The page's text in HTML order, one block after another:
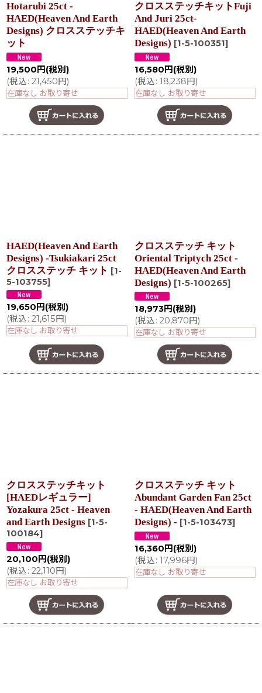
Hotarubi 25ct -
HAED(Heaven And Earth
Designs) クロスステッチキ
ット
19,500 円 (税別)
(税込: 21,450円)
在庫なし お取り寄せ
クロスステッチキットFuji
And Juri 25ct-
HAED(Heaven And Earth
Designs) [1-5-100351]
16,580 円 (税別)
(税込: 18,238円)
在庫なし お取り寄せ
HAED(Heaven And Earth
Designs) -Tsukiakari 25ct
クロスステッチ キット [1-
5-103755]
19,650 円 (税別)
(税込: 21,615円)
在庫なし お取り寄せ
クロスステッチ キット
Oriental Triptych 25ct -
HAED(Heaven And Earth
Designs) [1-5-100265]
18,973円 (税別)
(税込: 20,870円)
在庫なし お取り寄せ
クロスステッチキット
[HAEDレギュラー]
Yozakura 25ct - Heaven
and Earth Designs [1-5-
100184]
20,100 円 (税別)
(税込: 22,110円)
在庫なし お取り寄せ
クロスステッチ キット
Abundant Garden Fan 25ct
- HAED(Heaven And Earth
Designs) - [1-5-103473]
16,360 円 (税別)
(税込: 17,996円)
在庫なし お取り寄せ